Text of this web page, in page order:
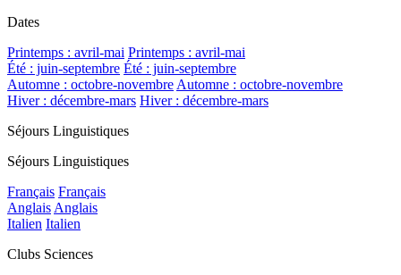
Dates
Printemps : avril-mai Printemps : avril-mai
Été : juin-septembre Été : juin-septembre
Automne : octobre-novembre Automne : octobre-novembre
Hiver : décembre-mars Hiver : décembre-mars
Séjours Linguistiques
Séjours Linguistiques
Français Français
Anglais Anglais
Italien Italien
Clubs Sciences